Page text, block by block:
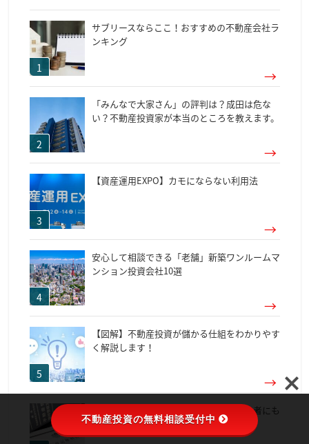
サブリースならここ！おすすめの不動産会社ラ
ンキング
「みんなで大家さん」の評判は？成田は危な
い？不動産投資家が本当のところを教えます。
【資産運用EXPO】カモにならない利用法
安心して相談できる「老舗」新築ワンルームマ
ンション投資会社10選
【図解】不動産投資が儲かる仕組をわかりやす
く解説します！
不動産登記の住所変更と登記費用を初心者にも
分かりやすく解説します
不動産投資の無料相談受付中